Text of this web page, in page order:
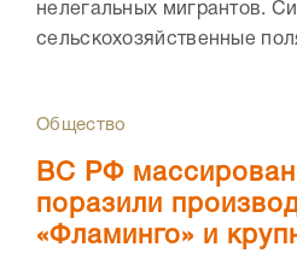
нелегальных мигрантов.
сельскохозяйственные
Общество
ВС РФ
поразили
«Фламинго» и